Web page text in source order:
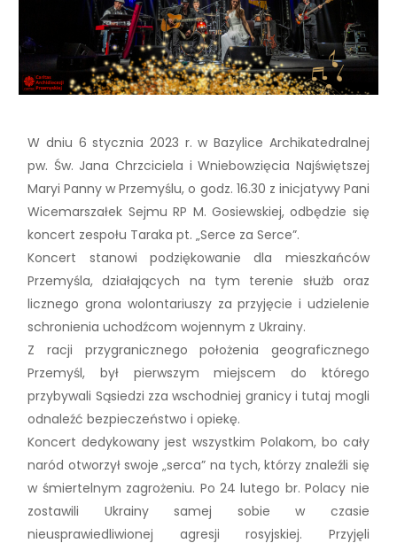
W dniu 6 stycznia 2023 r. w Bazylice Archikatedralnej
pw. Św. Jana Chrzciciela i Wniebowzięcia Najświętszej
Maryi Panny w Przemyślu, o godz. 16.30 z inicjatywy Pani
Wicemarszałek Sejmu RP M. Gosiewskiej, odbędzie się
koncert zespołu Taraka pt. „Serce za Serce”.
Koncert stanowi podziękowanie dla mieszkańców
Przemyśla, działających na tym terenie służb oraz
licznego grona wolontariuszy za przyjęcie i udzielenie
schronienia uchodźcom wojennym z Ukrainy.
Z racji przygranicznego położenia geograficznego
Przemyśl, był pierwszym miejscem do którego
przybywali Sąsiedzi zza wschodniej granicy i tutaj mogli
odnaleźć bezpieczeństwo i opiekę.
Koncert dedykowany jest wszystkim Polakom, bo cały
naród otworzył swoje „serca” na tych, którzy znaleźli się
w śmiertelnym zagrożeniu. Po 24 lutego br. Polacy nie
zostawili Ukrainy samej sobie w czasie
nieusprawiedliwionej agresji rosyjskiej. Przyjęli